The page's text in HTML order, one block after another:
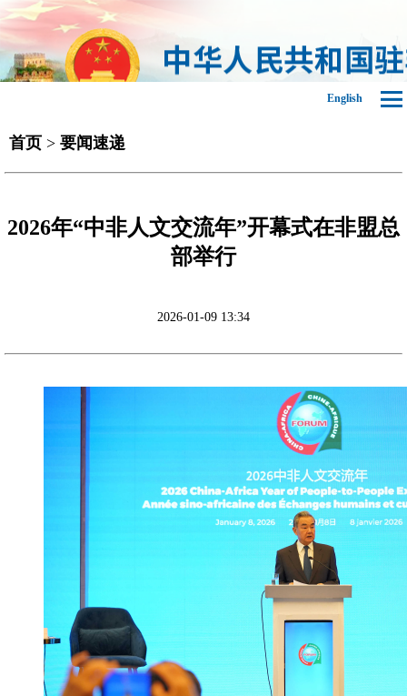
English
首页 > 要闻速递
2026年“中非人文交流年”开幕式在非盟总
部举行
2026-01-09 13:34